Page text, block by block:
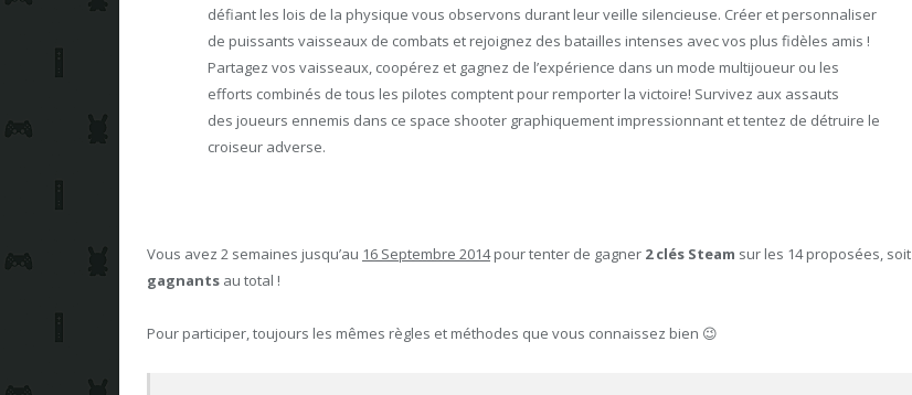
défiant les lois de la physique vous observons durant leur veille silencieuse. Créer et personnaliser
de puissants vaisseaux de combats et rejoignez des batailles intenses avec vos plus fidèles amis !
Partagez vos vaisseaux, coopérez et gagnez de l’expérience dans un mode multijoueur ou les
efforts combinés de tous les pilotes comptent pour remporter la victoire! Survivez aux assauts
des joueurs ennemis dans ce space shooter graphiquement impressionnant et tentez de détruire le
croiseur adverse.
Vous avez 2 semaines jusqu’au 16 Septembre 2014pour tenter de gagner 2 clés Steam sur les 14 proposées, soit
gagnants au total !
Pour participer, toujours les mêmes règles et méthodes que vous connaissez bien 😉